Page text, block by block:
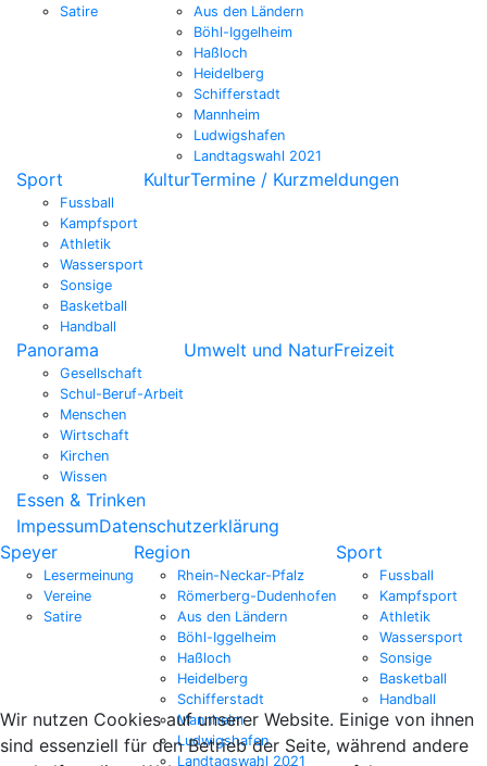
Satire
Aus den Ländern
Böhl-Iggelheim
Haßloch
Heidelberg
Schifferstadt
Mannheim
Ludwigshafen
Landtagswahl 2021
Sport
Fussball
Kampfsport
Athletik
Wassersport
Sonsige
Basketball
Handball
KulturTermine / Kurzmeldungen
Panorama
Gesellschaft
Schul-Beruf-Arbeit
Menschen
Wirtschaft
Kirchen
Wissen
Umwelt und NaturFreizeit
Essen & Trinken
ImpessumDatenschutzerklärung
Speyer
Lesermeinung
Vereine
Satire
Region
Rhein-Neckar-Pfalz
Römerberg-Dudenhofen
Aus den Ländern
Böhl-Iggelheim
Haßloch
Heidelberg
Schifferstadt
Mannheim
Ludwigshafen
Landtagswahl 2021
Sport
Fussball
Kampfsport
Athletik
Wassersport
Sonsige
Basketball
Handball
Wir nutzen Cookies auf unserer Website. Einige von ihnen
sind essenziell für den Betrieb der Seite, während andere